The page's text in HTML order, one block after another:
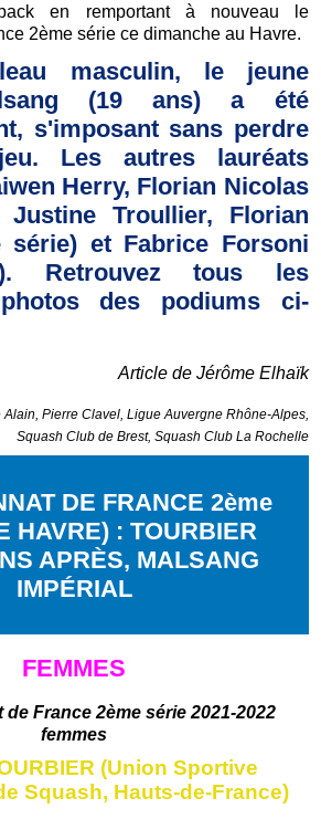
en remportant à nouveau le
2ème série ce dimanche au Havre.
masculin, le jeune
(19 ans) a été
s'imposant sans perdre
Les autres lauréats
Herry, Florian Nicolas
Justine Troullier, Florian
série) et Fabrice Forsoni
Retrouvez tous les
des podiums ci-
Article de Jérôme Elhaïk
Pierre Clavel, Ligue Auvergne Rhône-Alpes,
Squash Club de Brest, Squash Club La Rochelle
DE FRANCE 2ème
HAVRE) : TOURBIER
APRÈS, MALSANG
IMPÉRIAL
FEMMES
(Union Sportive
Squash, Hauts-de-France)